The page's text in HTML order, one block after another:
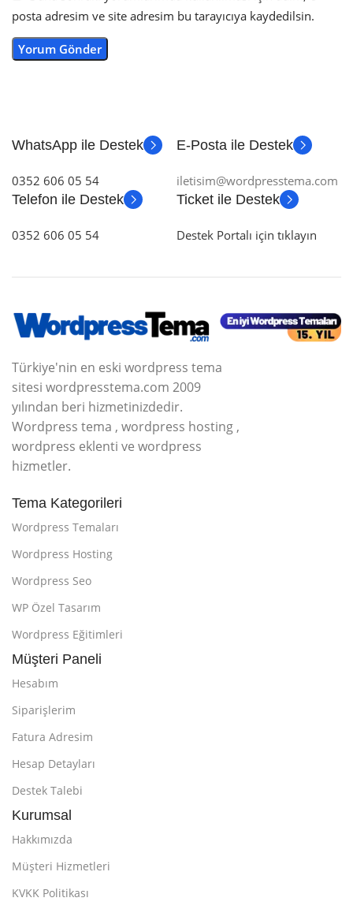
posta adresim ve site adresim bu tarayıcıya kaydedilsin.
WhatsApp ile Destek
0352 606 05 54
E-Posta ile Destek
iletisim@wordpresstema.com
Telefon ile Destek
0352 606 05 54
Ticket ile Destek
Destek Portalı için tıklayın
Türkiye'nin en eski wordpress tema
sitesi wordpresstema.com 2009
yılından beri hizmetinizdedir.
Wordpress tema , wordpress hosting ,
wordpress eklenti ve wordpress
hizmetler.
Tema Kategorileri
Wordpress Temaları
Wordpress Hosting
Wordpress Seo
WP Özel Tasarım
Wordpress Eğitimleri
Müşteri Paneli
Hesabım
Siparişlerim
Fatura Adresim
Hesap Detayları
Destek Talebi
Kurumsal
Hakkımızda
Müşteri Hizmetleri
KVKK Politikası